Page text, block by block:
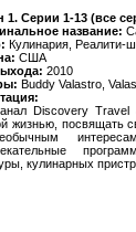
1. Серии 1-13 (все
название:
Кулинария, Реалити-
США
2010
Buddy Valastro,
Discovery Travel
жизнью, посвящать
кулинарных